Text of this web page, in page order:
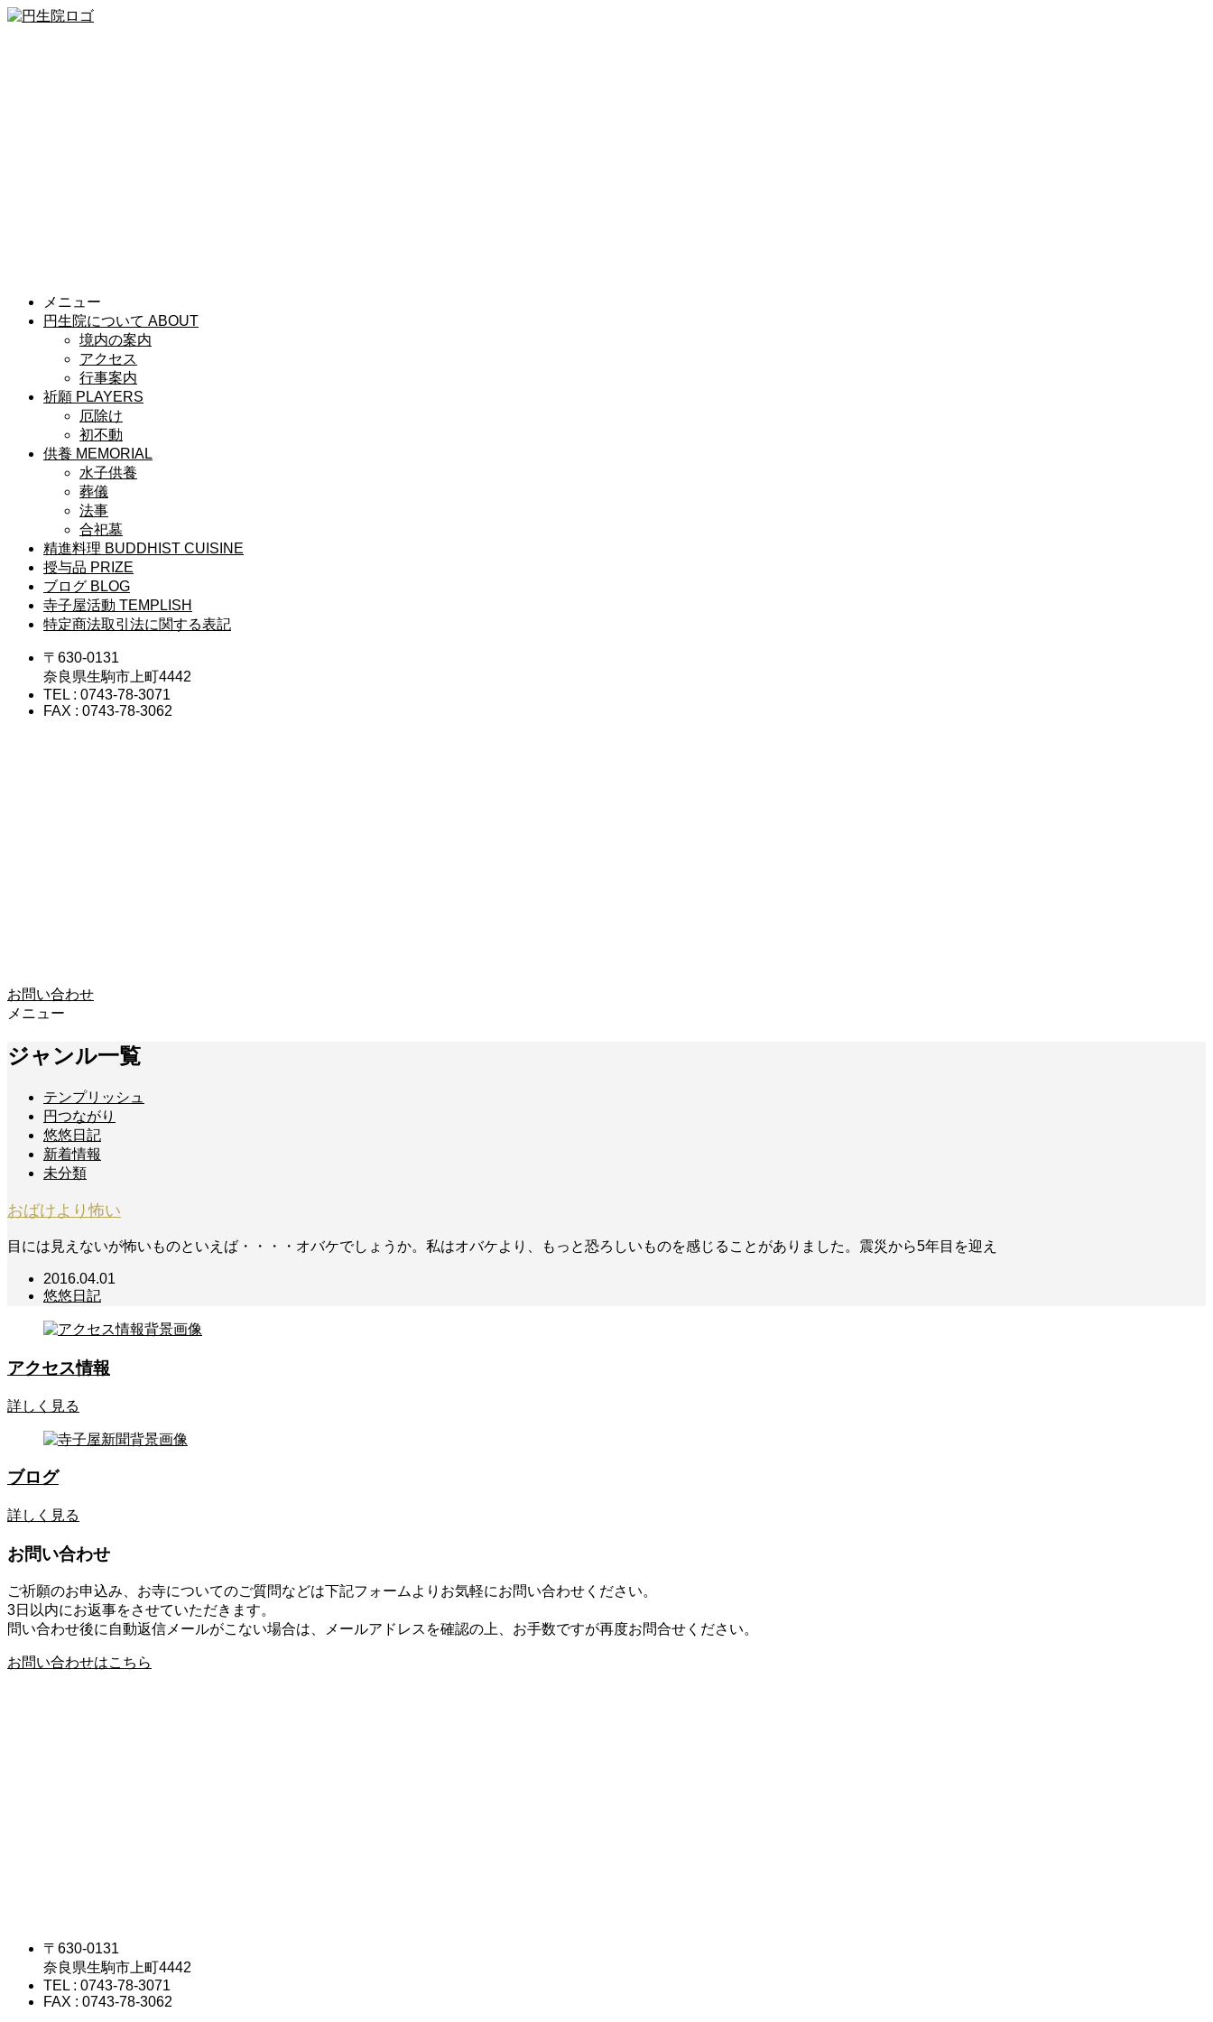
メニュー
円生院について ABOUT
境内の案内
アクセス
行事案内
祈願 PLAYERS
厄除け
初不動
供養 MEMORIAL
水子供養
葬儀
法事
合祀墓
精進料理 BUDDHIST CUISINE
授与品 PRIZE
ブログ BLOG
寺子屋活動 TEMPLISH
特定商法取引法に関する表記
〒630-0131
奈良県生駒市上町4442
TEL : 0743-78-3071
FAX : 0743-78-3062
お問い合わせ
メニュー
ジャンル一覧
テンプリッシュ
円つながり
悠悠日記
新着情報
未分類
おばけより怖い
目には見えないが怖いものといえば・・・・オバケでしょうか。私はオバケより、もっと恐ろしいものを感じることがありました。震災から5年目を迎え
2016.04.01
悠悠日記
アクセス情報
詳しく見る
ブログ
詳しく見る
お問い合わせ
ご祈願のお申込み、お寺についてのご質問などは下記フォームよりお気軽にお問い合わせください。
3日以内にお返事をさせていただきます。
問い合わせ後に自動返信メールがこない場合は、メールアドレスを確認の上、お手数ですが再度お問合せください。
お問い合わせはこちら
〒630-0131
奈良県生駒市上町4442
TEL : 0743-78-3071
FAX : 0743-78-3062